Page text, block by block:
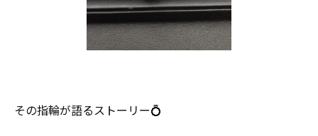
その指輪が語るストーリー💍